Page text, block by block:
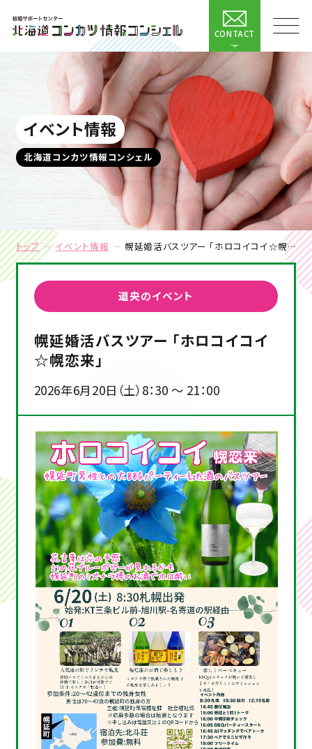
CONTACT
イベント情報
北海道コンカツ情報コンシェル
トップ イベント情報 幌延婚活バスツアー 「ホロコイコイ☆幌恋来」
道央のイベント
幌延婚活バスツアー 「ホロコイコイ
☆幌恋来」
2026年6月20日（土）8：30 ～ 21：00